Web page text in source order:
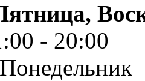
- 20:00